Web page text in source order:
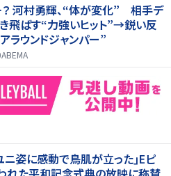
河村勇輝、“体が変化” 相手デ
飛ばす“力強いヒット”→鋭い反
ラウンドジャンパー”
ABEMA
姿に感動で鳥肌が立った｣Eピ